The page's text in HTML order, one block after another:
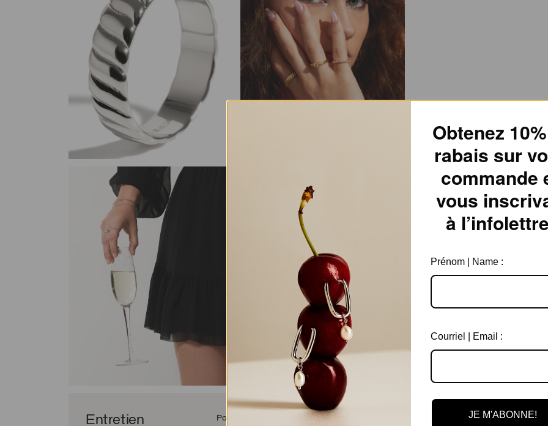
Entretien
Pour bien entretenir ce bijou, enfilez-le après avoir
Obtenez
rabais sur
commande
vous
à
Prénom | Name :
Courriel | Email :
JE M'ABONNE!